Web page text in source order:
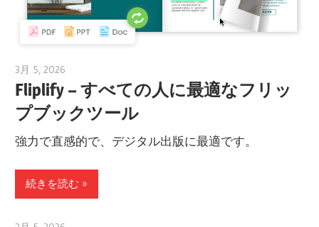
3月 5, 2026
Fliplify – すべての人に最適なフリッ
プブックツール
強力で直感的で、デジタル出版に最適です。
続きを読む